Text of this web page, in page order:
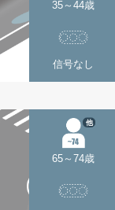
35～44歳
信号なし
65～74歳
他